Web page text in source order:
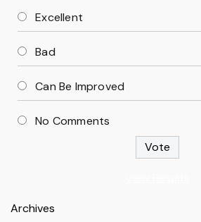
Excellent
Bad
Can Be Improved
No Comments
Archives